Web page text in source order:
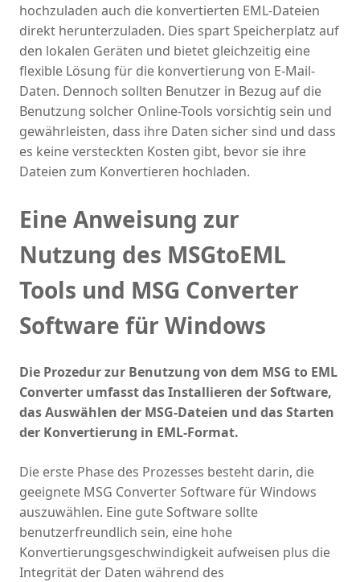
hochzuladen auch die konvertierten EML-Dateien
direkt herunterzuladen. Dies spart Speicherplatz auf
den lokalen Geräten und bietet gleichzeitig eine
flexible Lösung für die konvertierung von E-Mail-
Daten. Dennoch sollten Benutzer in Bezug auf die
Benutzung solcher Online-Tools vorsichtig sein und
gewährleisten, dass ihre Daten sicher sind und dass
es keine versteckten Kosten gibt, bevor sie ihre
Dateien zum Konvertieren hochladen.
Eine Anweisung zur
Nutzung des MSGtoEML
Tools und MSG Converter
Software für Windows
Die Prozedur zur Benutzung von dem MSG to EML
Converter umfasst das Installieren der Software,
das Auswählen der MSG-Dateien und das Starten
der Konvertierung in EML-Format.
Die erste Phase des Prozesses besteht darin, die
geeignete MSG Converter Software für Windows
auszuwählen. Eine gute Software sollte
benutzerfreundlich sein, eine hohe
Konvertierungsgeschwindigkeit aufweisen plus die
Integrität der Daten während des